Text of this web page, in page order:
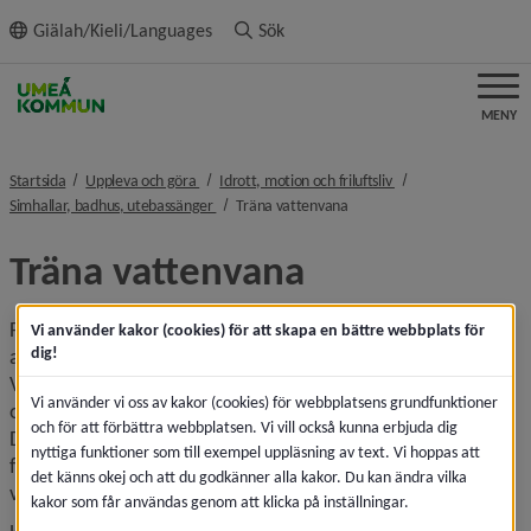
innehållet
Giälah/Kieli/Languages Sök
MENY
Startsida Uppleva och göra nivå i brödsmulenavigeringen
Idrott, motion och friluftsliv nivå i
Simhallar, badhus, utebassänger nivå i brödsmulenavigeringen
Träna vattenvananivå i brödsmulenavigeringen
Träna vattenvana
För att lära sig simma måste man börja med grunden som
all simkunskap bygger på, den kallas vattenvana.
Vattenvana handlar om att ha kunskap för att kunna
orientera sig i och under vatten på ett tryggt och säkert vis.
Det är viktigt att introducera vattenvana redan i tidig ålder
för att skapa förutsättningar att lära sig simma, och på så
vis minska risken för drunkningstillbud.
Vi använder kakor (cookies) för att skapa en bättre webbplats för
dig!
Vi använder vi oss av kakor (cookies) för webbplatsens grundfunktioner
och för att förbättra webbplatsen. Vi vill också kunna erbjuda dig
nyttiga funktioner som till exempel uppläsning av text. Vi hoppas att
det känns okej och att du godkänner alla kakor. Du kan ändra vilka
kakor som får användas genom att klicka på inställningar.